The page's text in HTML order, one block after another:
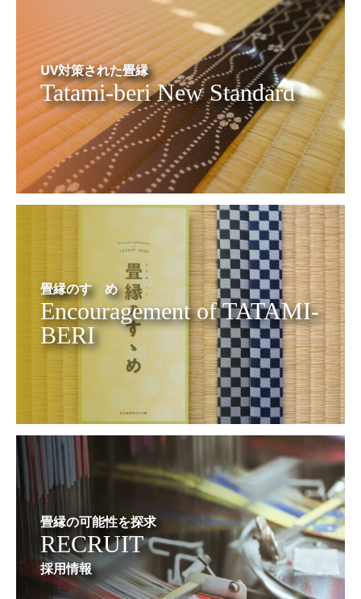
UV対策された畳縁
Tatami-beri New Standard
畳縁のすゝめ
Encouragement of TATAMI-
BERI
畳縁の可能性を探求
RECRUIT
採用情報